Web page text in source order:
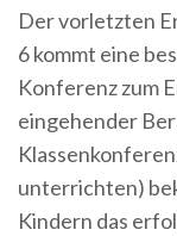
Der vorletzten
6 kommt eine
Konferenz zum
eingehender
unterrichten)
Kindern das